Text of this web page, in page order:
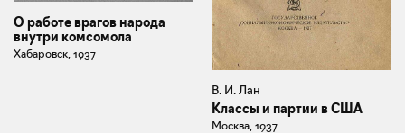
О работе врагов народа
внутри комсомола
Хабаровск, 1937
В. И. Лан
Классы и партии в США
Москва, 1937